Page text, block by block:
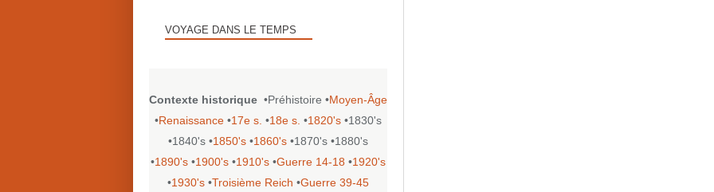
VOYAGE DANS LE TEMPS
Contexte historique •Préhistoire •Moyen-Âge
•Renaissance •17e s. •18e s. •1820's •1830's
•1840's •1850's •1860's •1870's •1880's
•1890's •1900's •1910's •Guerre 14-18 •1920's
•1930's •Troisième Reich •Guerre 39-45